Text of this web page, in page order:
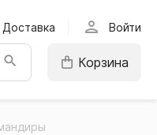
Доставка person Войти
Корзина